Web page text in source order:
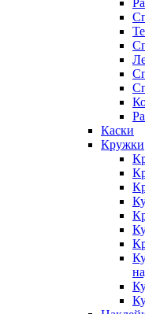
Каски
Кружки